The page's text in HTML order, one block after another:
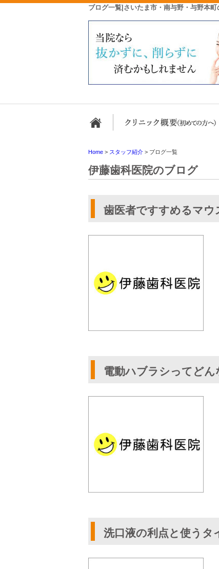
ブログ一覧|さいたま市・南与野・与野本町
ホーム
Home > スタッフ紹介 > ブログ一覧
伊藤歯科医院のブログ
歯医者ですすめるマウ
電動ハブラシってどん
洗口液の利点と使うタ